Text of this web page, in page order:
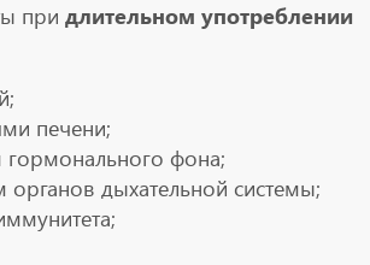
при длительном употреблении
печени;
фона;
органов дыхательной системы;